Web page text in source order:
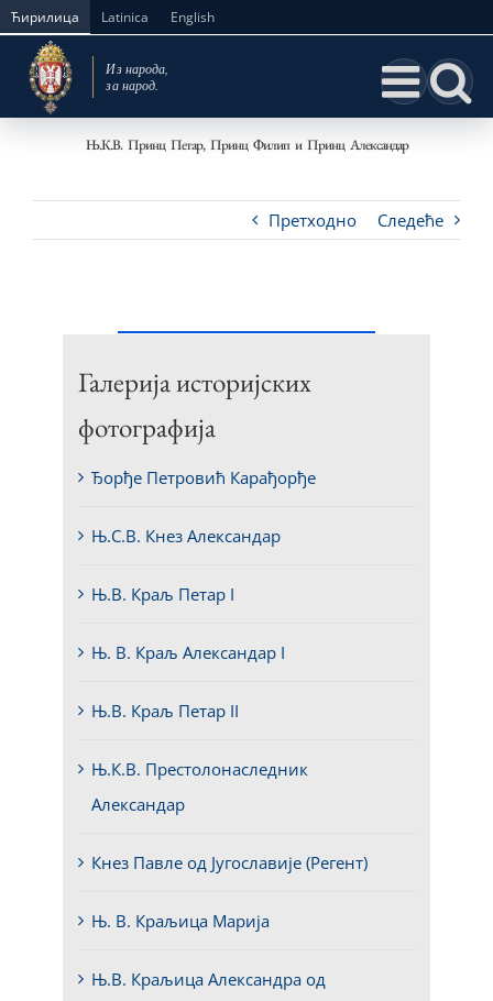
Skip
content
Ћирилица Latinica English
Њ.К.В. Принц Петар, Принц Филип и Принц Александар
Претходно Следеће
Галерија историјских
фотографија
Ђорђе Петровић Карађорђе
Њ.С.В. Кнез Александар
Њ.В. Краљ Петар I
Њ. В. Краљ Александар I
Њ.В. Краљ Петар II
Њ.К.В. Престолонаследник
Александар
Кнез Павле од Југославије (Регент)
Њ. В. Краљица Марија
Њ.В. Краљица Александра од